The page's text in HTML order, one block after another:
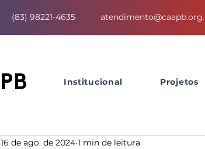
(83) 98221-4635
Institucional Projetos
16 de ago. de 2024 1 min de leitura